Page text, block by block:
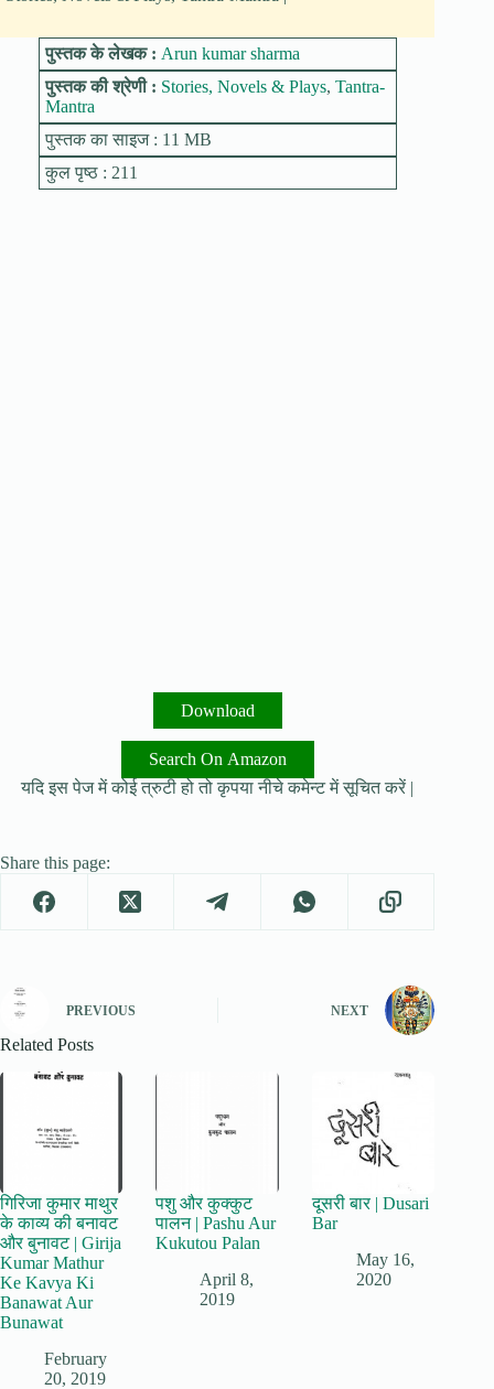
पुस्तक के लेखक : Arun kumar sharma
पुस्तक की श्रेणी : Stories, Novels & Plays, Tantra-
Mantra
पुस्तक का साइज : 11 MB
कुल पृष्ठ : 211
Download
Search On Amazon
यदि इस पेज में कोई त्रुटी हो तो कृपया नीचे कमेन्ट में सूचित करें |
Share this page:
PREVIOUS NEXT
Related Posts
गिरिजा कुमार माथुर
के काव्य की बनावट
और बुनावट | Girija
Kumar Mathur
Ke Kavya Ki
Banawat Aur
Bunawat
February
20, 2019
पशु और कुक्कुट
पालन | Pashu Aur
Kukutou Palan
April 8,
2019
दूसरी बार | Dusari
Bar
May 16,
2020